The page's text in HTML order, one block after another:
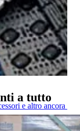
e altro ancora
a tutto